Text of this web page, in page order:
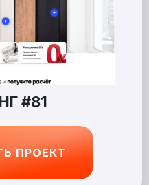
#81
ПРОЕКТ